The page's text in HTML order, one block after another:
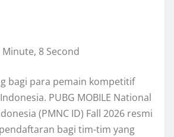
Minute, 8 Second
bagi para pemain kompetitif
PUBG MOBILE National
(PMNC ID) Fall 2026 resmi
bagi tim-tim yang